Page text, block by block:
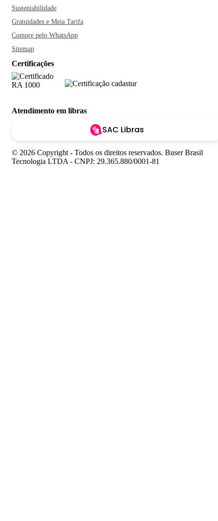
Sustentabilidade
Gratuidades e Meia Tarifa
Compre pelo WhatsApp
Sitemap
Certificações
Atendimento em libras
SAC Libras
© 2026 Copyright - Todos os direitos reservados. Buser Brasil
Tecnologia LTDA - CNPJ: 29.365.880/0001-81